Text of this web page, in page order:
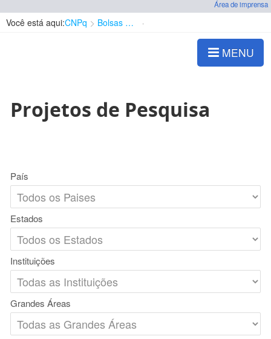
Área de imprensa
Você está aqui:CNPq Bolsas e Auxílios Vigentes
MENU
Projetos de Pesquisa
País
Estados
Instituições
Grandes Áreas